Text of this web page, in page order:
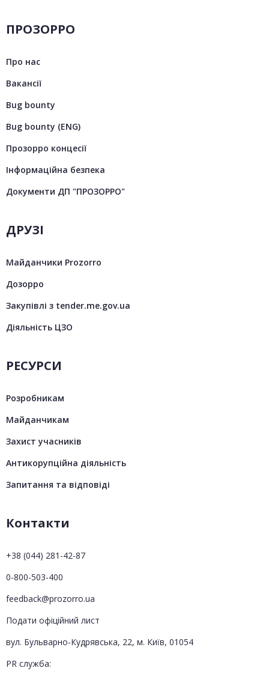
ПРОЗОРРО
Про нас
Вакансії
Bug bounty
Bug bounty (ENG)
Прозорро концесії
Інформаційна безпека
Документи ДП "ПРОЗОРРО"
ДРУЗІ
Майданчики Prozorro
Дозорро
Закупівлі з tender.me.gov.ua
Діяльність ЦЗО
РЕСУРСИ
Розробникам
Майданчикам
Захист учасників
Антикорупційна діяльність
Запитання та відповіді
Контакти
+38 (044) 281-42-87
0-800-503-400
feedback@prozorro.ua
Подати офіційний лист
вул. Бульварно-Кудрявська, 22, м. Київ, 01054
PR служба: